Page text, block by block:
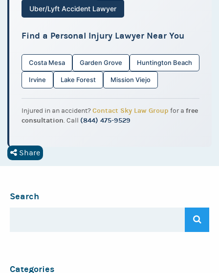
Uber/Lyft Accident Lawyer
Find a Personal Injury Lawyer Near You
Costa Mesa Garden Grove Huntington Beach
Irvine Lake Forest Mission Viejo
Injured in an accident?Contact Sky Law Group for a free
consultation. Call (844) 475-9529
Share
Search
Categories